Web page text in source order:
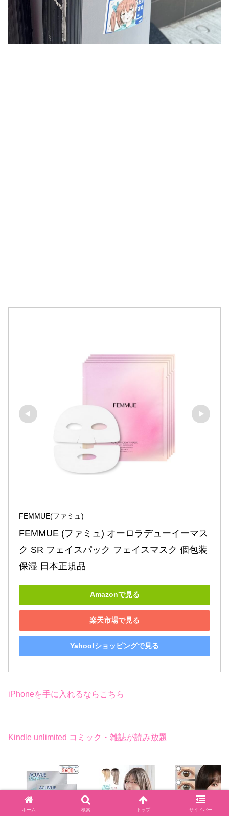
FEMMUE(ファミュ)
FEMMUE (ファミュ) オーロラデューイーマス
ク SR フェイスパック フェイスマスク 個包装
保湿 日本正規品
Amazonで見る
楽天市場で見る
Yahoo!ショッピングで見る
iPhoneを手に入れるならこちら
Kindle unlimited コミック・雑誌が読み放題
ホーム 検索 トップ サイドバー